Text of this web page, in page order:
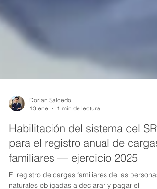
13 ene
1 min de lectura
Habilitación del sistema del SRI
para el registro anual de cargas
familiares — ejercicio 2025